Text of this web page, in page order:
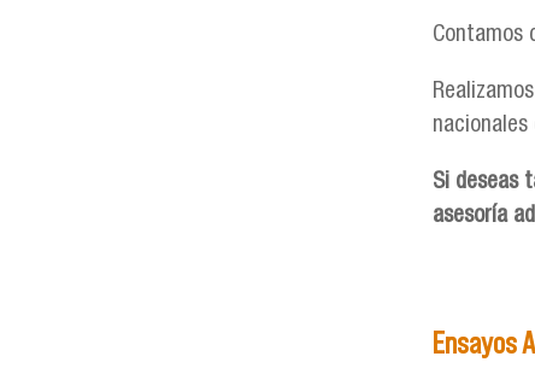
Contamos
Si deseas
asesoría
Ensayos